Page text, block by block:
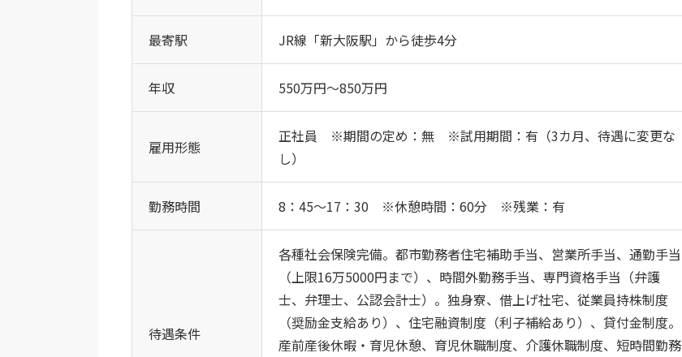
最寄駅 JR線「新大阪駅」から徒歩4分
年収 550万円～850万円
雇用形態
正社員 ※期間の定め：無 ※試用期間：有（3カ月、待遇に変更な
し）
勤務時間 8：45～17：30 ※休憩時間：60分 ※残業：有
待遇条件
各種社会保険完備。都市勤務者住宅補助手当、営業所手当、通勤手当
（上限16万5000円まで）、時間外勤務手当、専門資格手当（弁護
士、弁理士、公認会計士）。独身寮、借上げ社宅、従業員持株制度
（奨励金支給あり）、住宅融資制度（利子補給あり）、貸付金制度。
産前産後休暇・育児休憩、育児休職制度、介護休職制度、短時間勤務